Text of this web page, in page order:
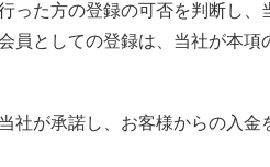
った方の登録の可否を判断し、
員としての登録は、当社が本項
社が承諾し、お客様からの入金